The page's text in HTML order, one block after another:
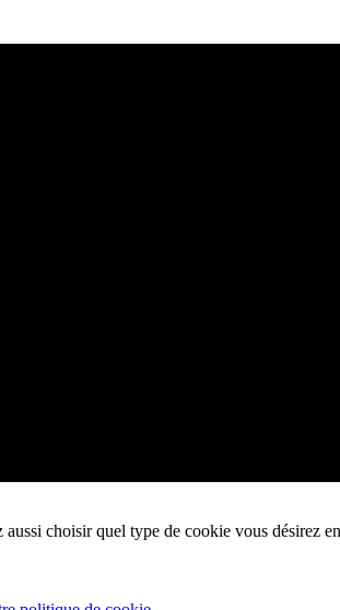
choisir quel type de cookie vous désirez